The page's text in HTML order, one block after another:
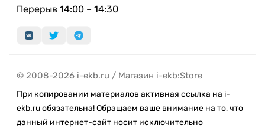
поколением Neural Engine. Скорость обработки
этого чипа вдвое больше, чем у M2 Pro.
медиапроцессора для кодирова­ния и отдельный
медиапроцессор для декодирова­ния, а два
ускорителя ProRes помогают при работе с
несколькими потоками видео.
Перерыв 14:00 – 14:30
© 2008-2026 i-ekb.ru / Магазин i-ekb:Store
При копировании материалов активная ссылка на i-
ekb.ru обязательна! Обращаем ваше внимание на то, что
данный интернет-сайт носит исключительно